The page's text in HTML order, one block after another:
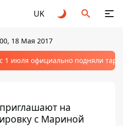
UK
18 Мая 2017
1 июля официально подняли
на
с Мариной